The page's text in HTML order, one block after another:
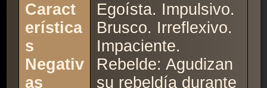
Caract
erística
s
Negativ
as
Egoísta. Impulsivo.
Brusco. Irreflexivo.
Impaciente.
Rebelde: Agudizan
su rebeldía durante